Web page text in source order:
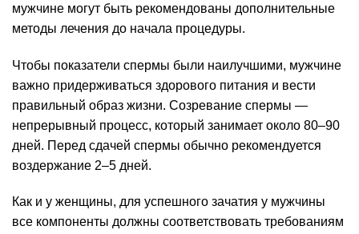
мужчине могут быть рекомендованы дополнительные
методы лечения до начала процедуры.
Чтобы показатели спермы были наилучшими, мужчине
важно придерживаться здорового питания и вести
правильный образ жизни. Созревание спермы —
непрерывный процесс, который занимает около 80–90
дней. Перед сдачей спермы обычно рекомендуется
воздержание 2–5 дней.
Как и у женщины, для успешного зачатия у мужчины
все компоненты должны соответствовать требованиям